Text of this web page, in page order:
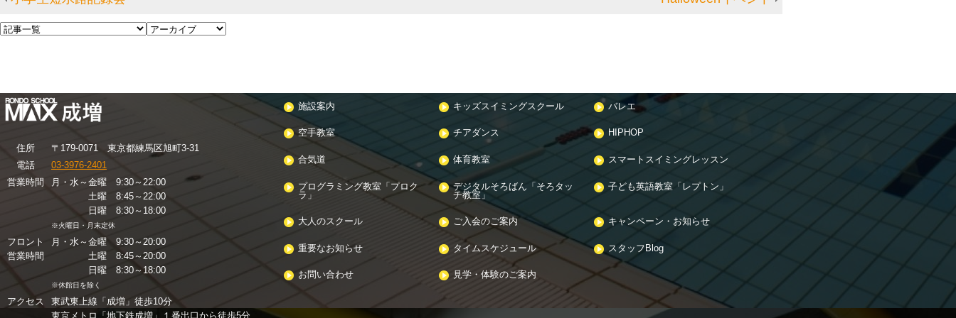
住所
〒179-0071 東京都練馬区旭町3-31
電話
03-3976-2401
営業時間
月・水～金曜 9:30～22:00
土曜 8:45～22:00
日曜 8:30～18:00
※火曜日・月末定休
フロント
営業時間
月・水～金曜 9:30～20:00
土曜 8:45～20:00
日曜 8:30～18:00
※休館日を除く
アクセス
東武東上線「成増」徒歩10分
東京メトロ「地下鉄成増」１番出口から徒歩5分
施設案内 キッズスイミングスクール バレエ
空手教室 チアダンス HIPHOP
合気道 体育教室 スマートスイミングレッスン
プログラミング教室「プロク
ラ」
デジタルそろばん「そろタッ
チ教室」
子ども英語教室「レプトン」
大人のスクール ご入会のご案内 キャンペーン・お知らせ
重要なお知らせ タイムスケジュール スタッフBlog
お問い合わせ 見学・体験のご案内